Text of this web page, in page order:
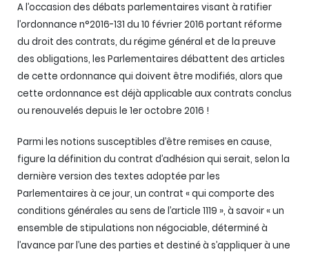
A l’occasion des débats parlementaires visant à ratifier
l’ordonnance n°2016-131 du 10 février 2016 portant réforme
du droit des contrats, du régime général et de la preuve
des obligations, les Parlementaires débattent des articles
de cette ordonnance qui doivent être modifiés, alors que
cette ordonnance est déjà applicable aux contrats conclus
ou renouvelés depuis le 1er octobre 2016 !
Parmi les notions susceptibles d’être remises en cause,
figure la définition du contrat d’adhésion qui serait, selon la
dernière version des textes adoptée par les
Parlementaires à ce jour, un contrat « qui comporte des
conditions générales au sens de l’article 1119 », à savoir « un
ensemble de stipulations non négociable, déterminé à
l’avance par l’une des parties et destiné à s’appliquer à une